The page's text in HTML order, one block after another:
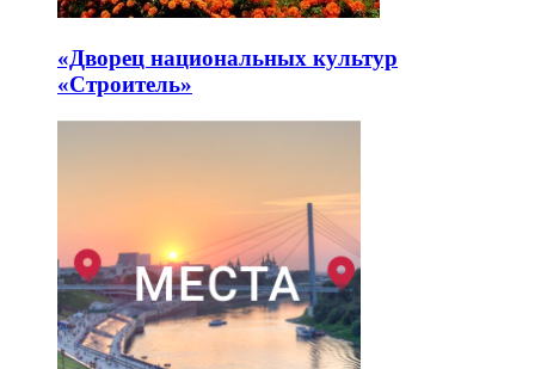
«Дворец национальных культур
«Строитель»